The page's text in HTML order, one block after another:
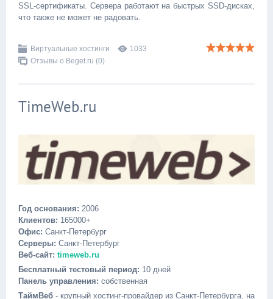
SSL-сертификаты. Сервера работают на быстрых SSD-дисках,
что также не может не радовать.
Виртуальные хостинги
1033
Отзывы о Beget.ru (0)
TimeWeb.ru
Год основания: 2006
Клиентов: 165000+
Офис: Санкт-Петербург
Серверы: Санкт-Петербург
Веб-сайт: timeweb.ru
Бесплатный тестовый период: 10 дней
Панель управления: собственная
ТаймВеб - крупный хостинг-провайдер из Санкт-Петербурга, на